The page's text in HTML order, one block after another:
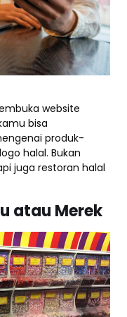
website
bisa
produk-
halal. Bukan
juga restoran halal
atau Merek